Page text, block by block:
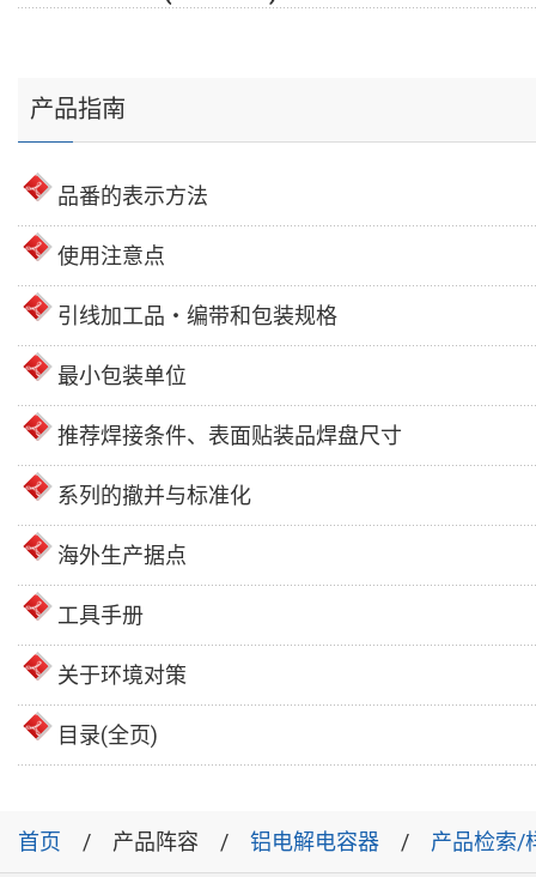
产品指南
品番的表示方法
使用注意点
引线加工品・编带和包装规格
最小包装单位
推荐焊接条件、表面贴装品焊盘尺寸
系列的撤并与标准化
海外生产据点
工具手册
关于环境对策
目录(全页)
首页 产品阵容 铝电解电容器 产品检索/